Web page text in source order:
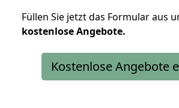
Füllen Sie jetzt das Formular aus
kostenloseAngebote.
Kostenlose Angebote